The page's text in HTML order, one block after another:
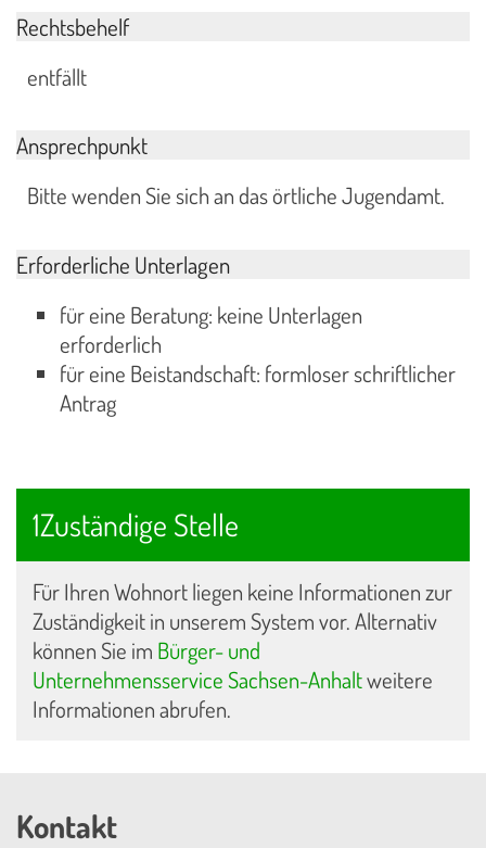
Rechtsbehelf
entfällt
Ansprechpunkt
Bitte wenden Sie sich an das örtliche Jugendamt.
Erforderliche Unterlagen
für eine Beratung: keine Unterlagen
erforderlich
für eine Beistandschaft: formloser schriftlicher
Antrag
1Zuständige Stelle
Für Ihren Wohnort liegen keine Informationen zur
Zuständigkeit in unserem System vor. Alternativ
können Sie im Bürger- und
Unternehmensservice Sachsen-Anhaltweitere
Informationen abrufen.
Kontakt